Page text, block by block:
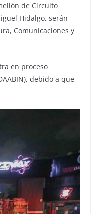
de Circuito
Hidalgo, serán
Comunicaciones y
en proceso
debido a que